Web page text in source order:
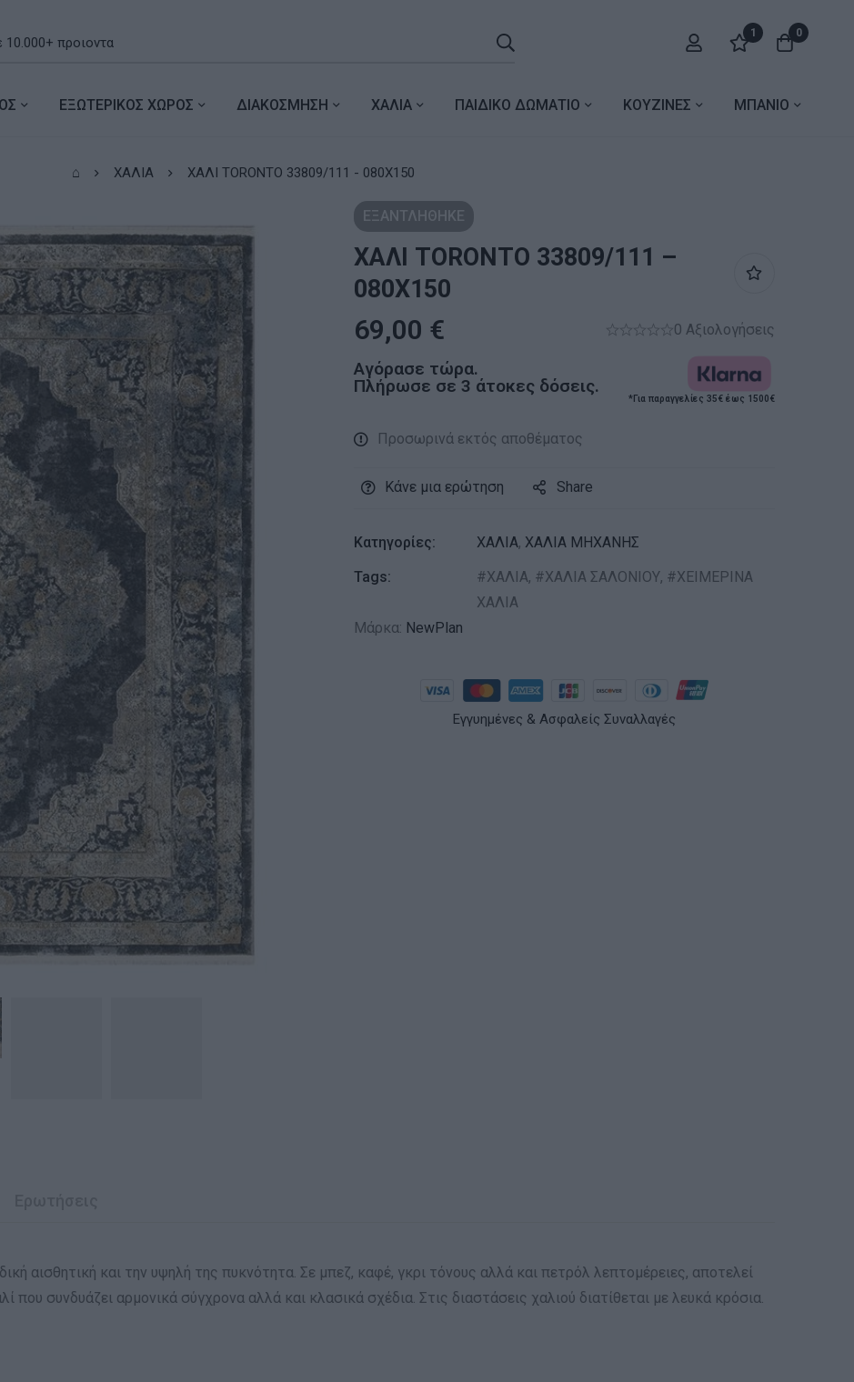
1 0
ΕΞΩΤΕΡΙΚΟΣ ΧΩΡΟΣ ΔΙΑΚΟΣΜΗΣΗ ΧΑΛΙΑ ΠΑΙΔΙΚΟ ΔΩΜΑΤΙΟ ΚΟΥΖΙΝΕΣ ΜΠΑΝΙΟ
⌂ ΧΑΛΙΑ ΧΑΛΙ TORONTO 33809/111 - 080X150
ΕΞΑΝΤΛΗΘΗΚΕ
ΧΑΛΙ TORONTO 33809/111 –
080X150
69,00 € 0 Αξιολογήσεις
Αγόρασε τώρα.
Πλήρωσε σε 3 άτοκες δόσεις.
*Για παραγγελίες 35€ έως 1500€
Προσωρινά εκτός αποθέματος
Κάνε μια ερώτηση Share
Κατηγορίες: ΧΑΛΙΑ, ΧΑΛΙΑ ΜΗΧΑΝΗΣ
Tags:
ΧΑΛΙΑ, ΧΑΛΙΑ ΣΑΛΟΝΙΟΥ,
ΧΕΙΜΕΡΙΝΑ
ΧΑΛΙΑ
Μάρκα: NewPlan
Εγγυημένες & Ασφαλείς Συναλλαγές
αισθητική και την υψηλή της πυκνότητα. Σε μπεζ, καφέ, γκρι τόνους αλλά και πετρόλ λεπτομέρειες, αποτελεί
που συνδυάζει αρμονικά σύγχρονα αλλά και κλασικά σχέδια. Στις διαστάσεις χαλιού διατίθεται με λευκά κρόσια.